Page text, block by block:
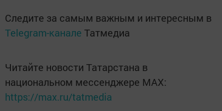
Следите за самым важным и интересным в
Telegram-канале Татмедиа
Читайте новости Татарстана в
национальном мессенджере MАХ:
https://max.ru/tatmedia